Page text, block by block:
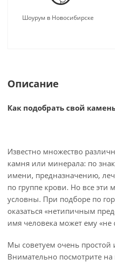
Шоурум в Новосибирске
Описание
Как подобрать свой
Известно множество
камня или минерала: по
имени, предназначению,
по группе крови. Но все эти
условны. При подборе по
оказаться «нетипичным
имя человека может ему «не
Мы советуем очень простой
Внимательно посмотрите